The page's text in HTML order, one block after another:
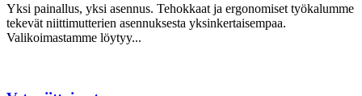
Yksi painallus, yksi asennus. Tehokkaat ja ergonomiset työkalumme
tekevät niittimutterien asennuksesta yksinkertaisempaa.
Valikoimastamme löytyy...